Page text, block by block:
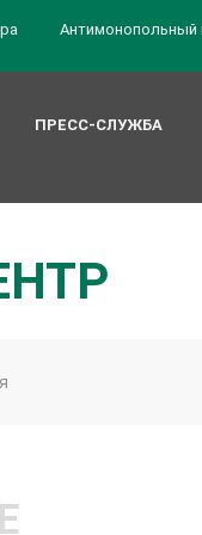
Антимонопольный
ПРЕСС-СЛУЖБА